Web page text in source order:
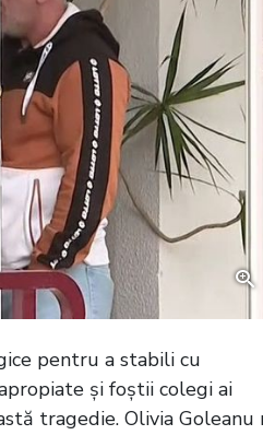
pentru a stabili cu
și foștii colegi ai
tragedie. Olivia Goleanu